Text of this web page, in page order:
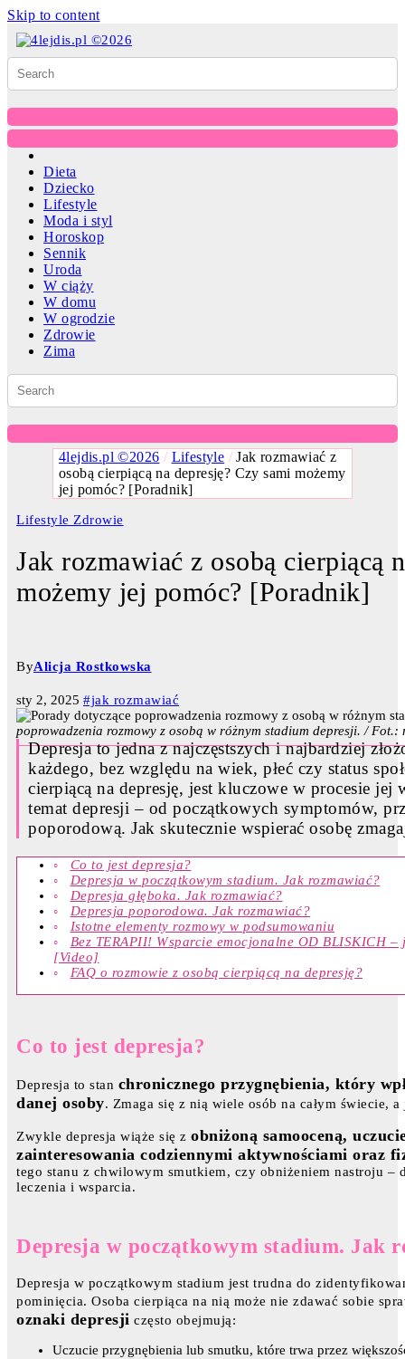
Skip to content
Dieta
Dziecko
Lifestyle
Moda i styl
Horoskop
Sennik
Uroda
W ciąży
W domu
W ogrodzie
Zdrowie
Zima
4lejdis.pl ©2026 / Lifestyle /Jak rozmawiać z
osobą cierpiącą na depresję? Czy sami możemy
jej pomóc? [Poradnik]
Lifestyle Zdrowie
Jak rozmawiać z osobą cierpiącą
możemy jej pomóc? [Poradnik]
ByAlicja Rostkowska
sty 2, 2025 #jak rozmawiać
poprowadzenia rozmowy z osobą w różnym stadium depresji. / Fot.:
Depresja to jedna z najczęstszych i najbardziej
każdego, bez względu na wiek, płeć czy status
cierpiącą na depresję, jest kluczowe w procesie jej
temat depresji – od początkowych symptomów,
poporodową. Jak skutecznie wspierać osobę
Co to jest depresja?
Depresja w początkowym stadium. Jak rozmawiać?
Depresja głęboka. Jak rozmawiać?
Depresja poporodowa. Jak rozmawiać?
Istotne elementy rozmowy w podsumowaniu
Bez TERAPII! Wsparcie emocjonalne OD BLISKICH
[Video]
FAQ o rozmowie z osobą cierpiącą na depresję?
Co to jest depresja?
Depresja to stan chronicznego przygnębienia, który
danej osoby. Zmaga się z nią wiele osób na całym świecie,
Zwykle depresja wiąże się z obniżoną samooceną,
zainteresowania codziennymi aktywnościami oraz
tego stanu z chwilowym smutkiem, czy obniżeniem nastroju –
leczenia i wsparcia.
Depresja w początkowym stadium. Jak
Depresja w początkowym stadium jest trudna do
pominięcia. Osoba cierpiąca na nią może nie zdawać sobie
oznaki depresji często obejmują:
Uczucie przygnębienia lub smutku, które trwa przez